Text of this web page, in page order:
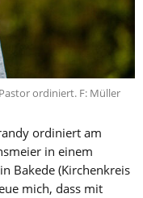
ordiniert. F: Müller
ordiniert am
in einem
Bakede (Kirchenkreis
mich, dass mit